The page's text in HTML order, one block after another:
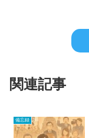
関連記事
備忘録